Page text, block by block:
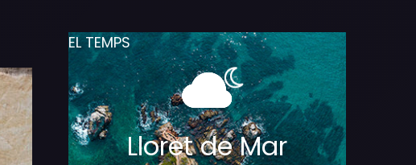
EL TEMPS
Lloret de Mar